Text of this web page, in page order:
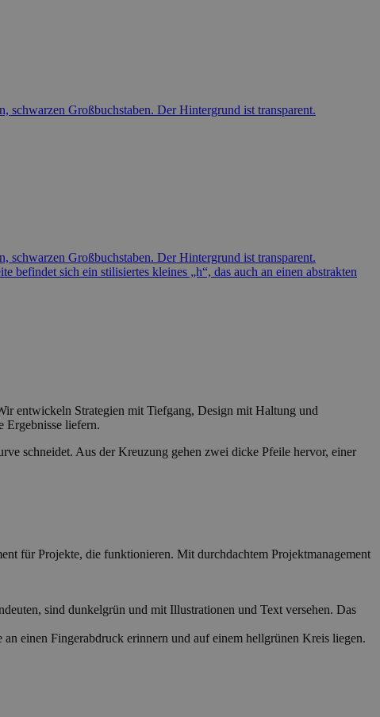
entwickeln Strategien mit Tiefgang, Design mit Haltung und
Ergebnisse liefern.
für Projekte, die funktionieren. Mit durchdachtem Projektmanagement